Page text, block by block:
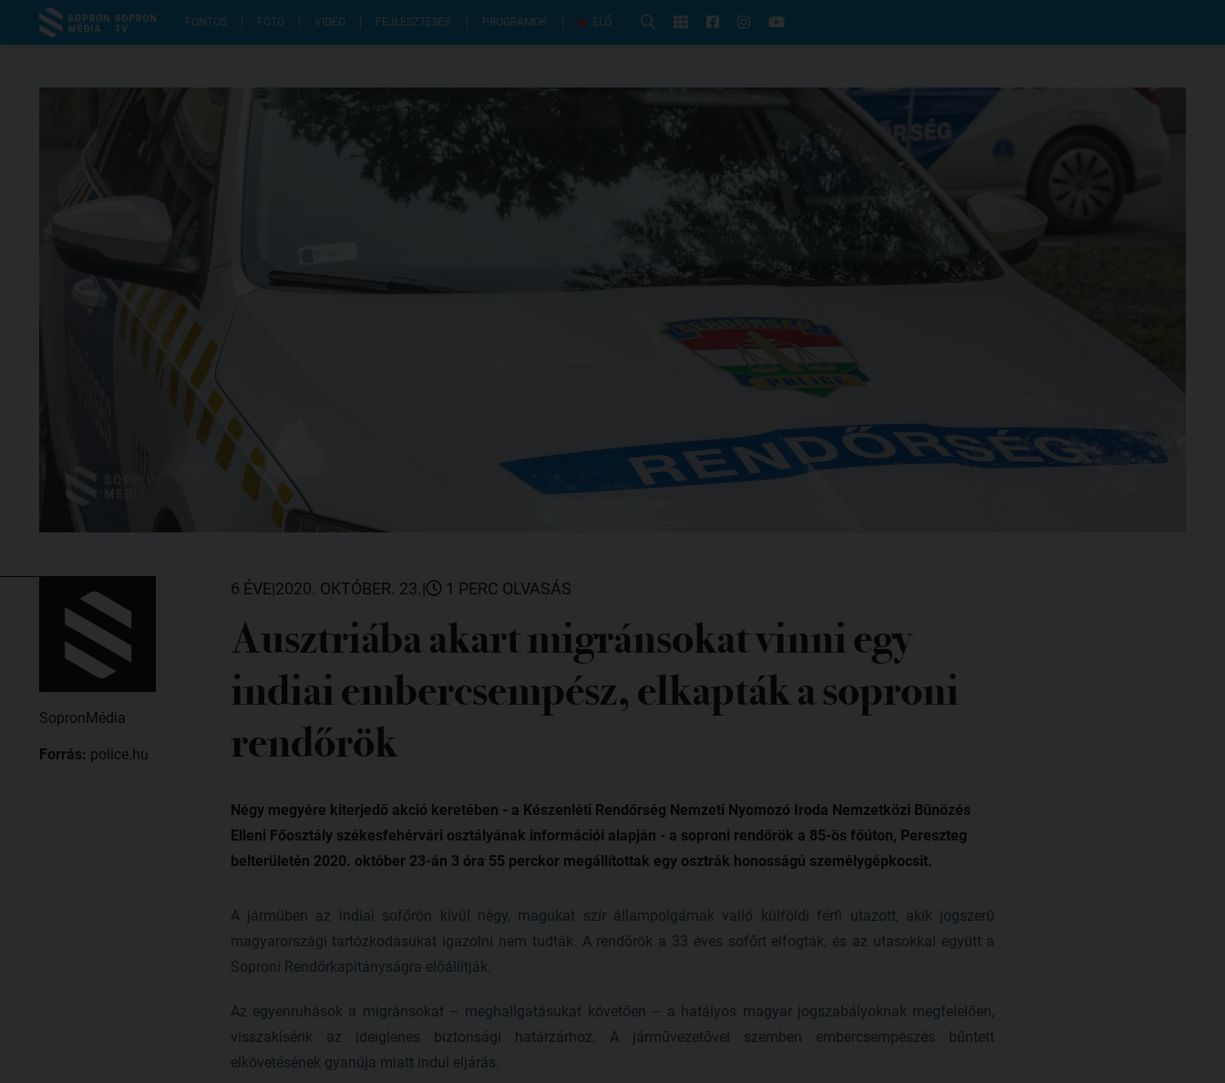
FONTOS FOTÓ VIDEÓ FEJLESZTÉSEK PROGRAMOK ÉLŐ
SopronMédia
Forrás: police.hu
6 ÉVE|2020. OKTÓBER. 23.| 1 PERC OLVASÁS
Ausztriába akart migránsokat vinni egy
indiai embercsempész, elkapták a soproni
rendőrök
Négy megyére kiterjedő akció keretében - a Készenléti Rendőrség Nemzeti Nyomozó Iroda Nemzetközi Bűnözés
Elleni Főosztály székesfehérvári osztályának információi alapján - a soproni rendőrök a 85-ös főúton, Pereszteg
belterületén 2020. október 23-án 3 óra 55 perckor megállítottak egy osztrák honosságú személygépkocsit.
A járműben az indiai sofőrön kívül négy, magukat szír állampolgárnak valló külföldi férfi utazott, akik jogszerű
magyarországi tartózkodásukat igazolni nem tudták. A rendőrök a 33 éves sofőrt elfogták, és az utasokkal együtt a
Soproni Rendőrkapitányságra előállítják.
Az egyenruhások a migránsokat – meghallgatásukat követően – a hatályos magyar jogszabályoknak megfelelően,
visszakísérik az ideiglenes biztonsági határzárhoz. A járművezetővel szemben embercsempészés bűntett
elkövetésének gyanúja miatt indul eljárás.